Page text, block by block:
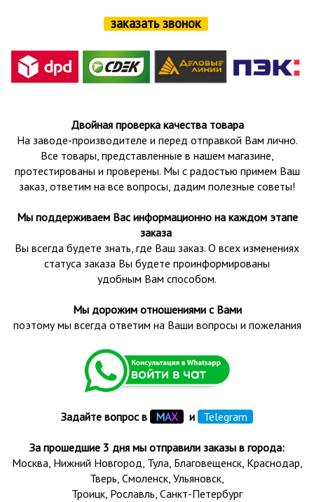
заказать звонок
Двойная проверка качества товара
На заводе-производителе и перед отправкой Вам лично.
Все товары, представленные в нашем магазине,
протестированы и проверены. Мы с радостью примем Ваш
заказ, ответим на все вопросы, дадим полезные советы!
Мы поддерживаем Вас информационно на каждом этапе
заказа
Вы всегда будете знать, где Ваш заказ. О всех изменениях
статуса заказа Вы будете проинформированы
удобным Вам способом.
Мы дорожим отношениями с Вами
поэтому мы всегда ответим на Ваши вопросы и пожелания
Задайте вопрос в МАХ и Telegram
За прошедшие 3 дня мы отправили заказы в города:
Москва, Нижний Новгород, Тула, Благовещенск, Краснодар,
Тверь, Смоленск, Ульяновск,
Троицк, Рославль, Санкт-Петербург